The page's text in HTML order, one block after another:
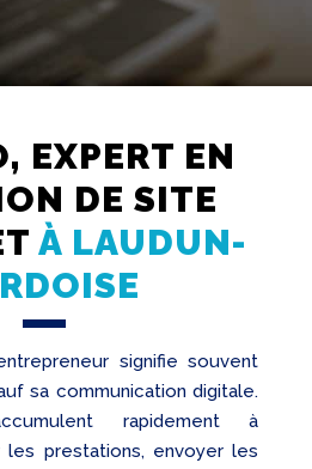
EXPERT EN
DE SITE
À LAUDUN-
signifie souvent
sa communication digitale.
rapidement à
les prestations, envoyer les